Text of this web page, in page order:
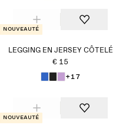
Nouveauté
LEGGING EN JERSEY CÔTELÉ
€ 15
+17
Nouveauté